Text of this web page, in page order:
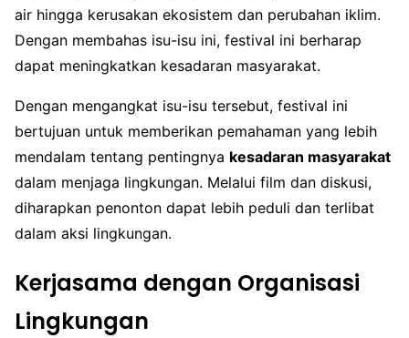
air hingga kerusakan ekosistem dan perubahan iklim.
Dengan membahas isu-isu ini, festival ini berharap
dapat meningkatkan kesadaran masyarakat.
Dengan mengangkat isu-isu tersebut, festival ini
bertujuan untuk memberikan pemahaman yang lebih
mendalam tentang pentingnya kesadaran masyarakat
dalam menjaga lingkungan. Melalui film dan diskusi,
diharapkan penonton dapat lebih peduli dan terlibat
dalam aksi lingkungan.
Kerjasama dengan Organisasi
Lingkungan